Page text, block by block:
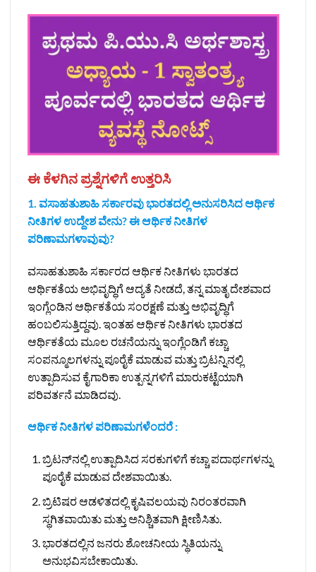
ಈ ಕೆಳಗಿನ ಪ್ರಶ್ನೆಗಳಿಗೆ ಉತ್ತರಿಸಿ
1. ವಸಾಹತುಶಾಹಿ ಸರ್ಕಾರವು ಭಾರತದಲ್ಲಿ ಅನುಸರಿಸಿದ ಆರ್ಥಿಕ
ನೀತಿಗಳ ಉದ್ದೇಶ ವೇನು? ಈ ಆರ್ಥಿಕ ನೀತಿಗಳ
ಪರಿಣಾಮಗಳಾವುವು?
ವಸಾಹತುಶಾಹಿ ಸರ್ಕಾರದ ಆರ್ಥಿಕ ನೀತಿಗಳು ಭಾರತದ
ಆರ್ಥಿಕತೆಯ ಅಭಿವೃದ್ಧಿಗೆ ಆದ್ಯತೆ ನೀಡದೆ, ತನ್ನ ಮಾತೃ ದೇಶವಾದ
ಇಂಗ್ಲೆಂಡಿನ ಆರ್ಥಿಕತೆಯ ಸಂರಕ್ಷಣೆ ಮತ್ತು ಅಭಿವೃದ್ಧಿಗೆ
ಹಂಬಲಿಸುತ್ತಿದ್ದವು. ಇಂತಹ ಆರ್ಥಿಕ ನೀತಿಗಳು ಭಾರತದ
ಆರ್ಥಿಕತೆಯ ಮೂಲ ರಚನೆಯನ್ನು ಇಂಗ್ಲೆಂಡಿಗೆ ಕಚ್ಚಾ
ಸಂಪನ್ಮೂಲಗಳನ್ನು ಪೂರೈಕೆ ಮಾಡುವ ಮತ್ತು ಬ್ರಿಟನ್ನಿನಲ್ಲಿ
ಉತ್ಪಾದಿಸುವ ಕೈಗಾರಿಕಾ ಉತ್ಪನ್ನಗಳಿಗೆ ಮಾರುಕಟ್ಟೆಯಾಗಿ
ಪರಿವರ್ತನೆ ಮಾಡಿದವು.
ಆರ್ಥಿಕ ನೀತಿಗಳ ಪರಿಣಾಮಗಳೆಂದರೆ :
ಬ್ರಿಟನ್‌ನಲ್ಲಿ ಉತ್ಪಾದಿಸಿದ ಸರಕುಗಳಿಗೆ ಕಚ್ಚಾ ಪದಾರ್ಥಗಳನ್ನು
ಪೂರೈಕೆ ಮಾಡುವ ದೇಶವಾಯಿತು.
ಬ್ರಿಟಿಷರ ಆಡಳಿತದಲ್ಲಿ ಕೃಷಿವಲಯವು ನಿರಂತರವಾಗಿ
ಸ್ಥಗಿತವಾಯಿತು ಮತ್ತು ಅನಿಶ್ಚಿತವಾಗಿ ಕ್ಷೀಣಿಸಿತು.
ಭಾರತದಲ್ಲಿನ ಜನರು ಶೋಚನೀಯ ಸ್ಥಿತಿಯನ್ನು
ಅನುಭವಿಸಬೇಕಾಯಿತು.